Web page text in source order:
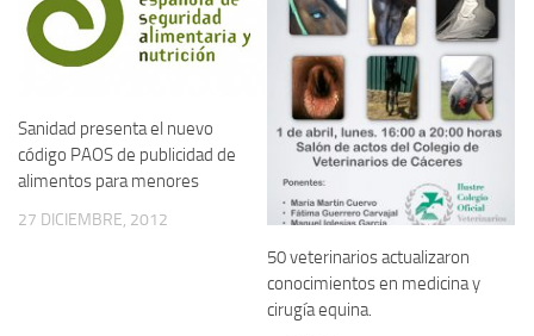
Sanidad presenta el nuevo
código PAOS de publicidad de
alimentos para menores
27 DICIEMBRE, 2012
50 veterinarios actualizaron
conocimientos en medicina y
cirugía equina.